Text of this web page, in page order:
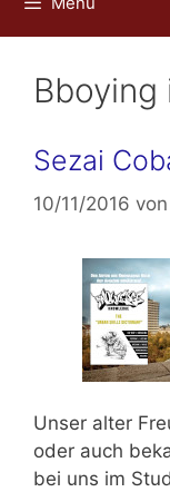
Bboying
Sezai
10/11/2016 von
Unser alter
oder auch
bei uns im